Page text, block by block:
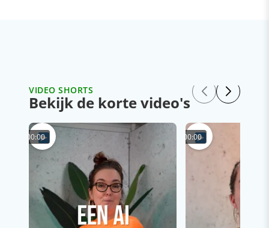
VIDEO SHORTS
Bekijk de korte video's
00:00 00:00